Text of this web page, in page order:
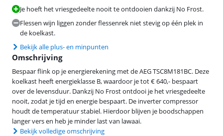
Je hoeft het vriesgedeelte nooit te ontdooien dankzij No Frost.
Flessen wijn liggen zonder flessenrek niet stevig op één plek in
de koelkast.
Bekijk alle plus- en minpunten
Omschrijving
Bespaar flink op je energierekening met de AEG TSC8M181BC. Deze
koelkast heeft energieklasse B, waardoor je tot € 640,- bespaart
over de levensduur. Dankzij No Frost ontdooi je het vriesgedeelte
nooit, zodat je tijd en energie bespaart. De inverter compressor
houdt de temperatuur stabiel. Hierdoor blijven je boodschappen
langer vers en heb je minder last van lawaai.
Bekijk volledige omschrijving